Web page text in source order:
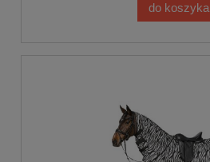
do koszyka